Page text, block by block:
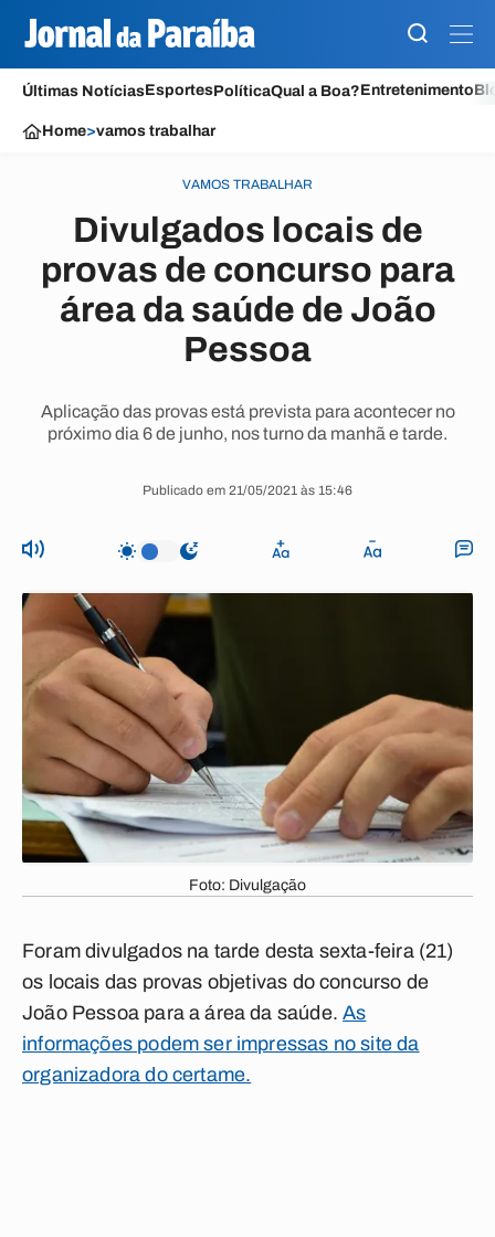
Últimas NotíciasEsportesPolíticaQual a Boa?Entretenimento
Home>vamos trabalhar
VAMOS TRABALHAR
Divulgados locais de
provas de concurso para
área da saúde de João
Pessoa
Aplicação das provas está prevista para acontecer no
próximo dia 6 de junho, nos turno da manhã e tarde.
Publicado em 21/05/2021 às 15:46
Foto: Divulgação
Foram divulgados na tarde desta sexta-feira (21)
os locais das provas objetivas do concurso de
João Pessoa para a área da saúde.As
informações podem ser impressas no site da
organizadora do certame.